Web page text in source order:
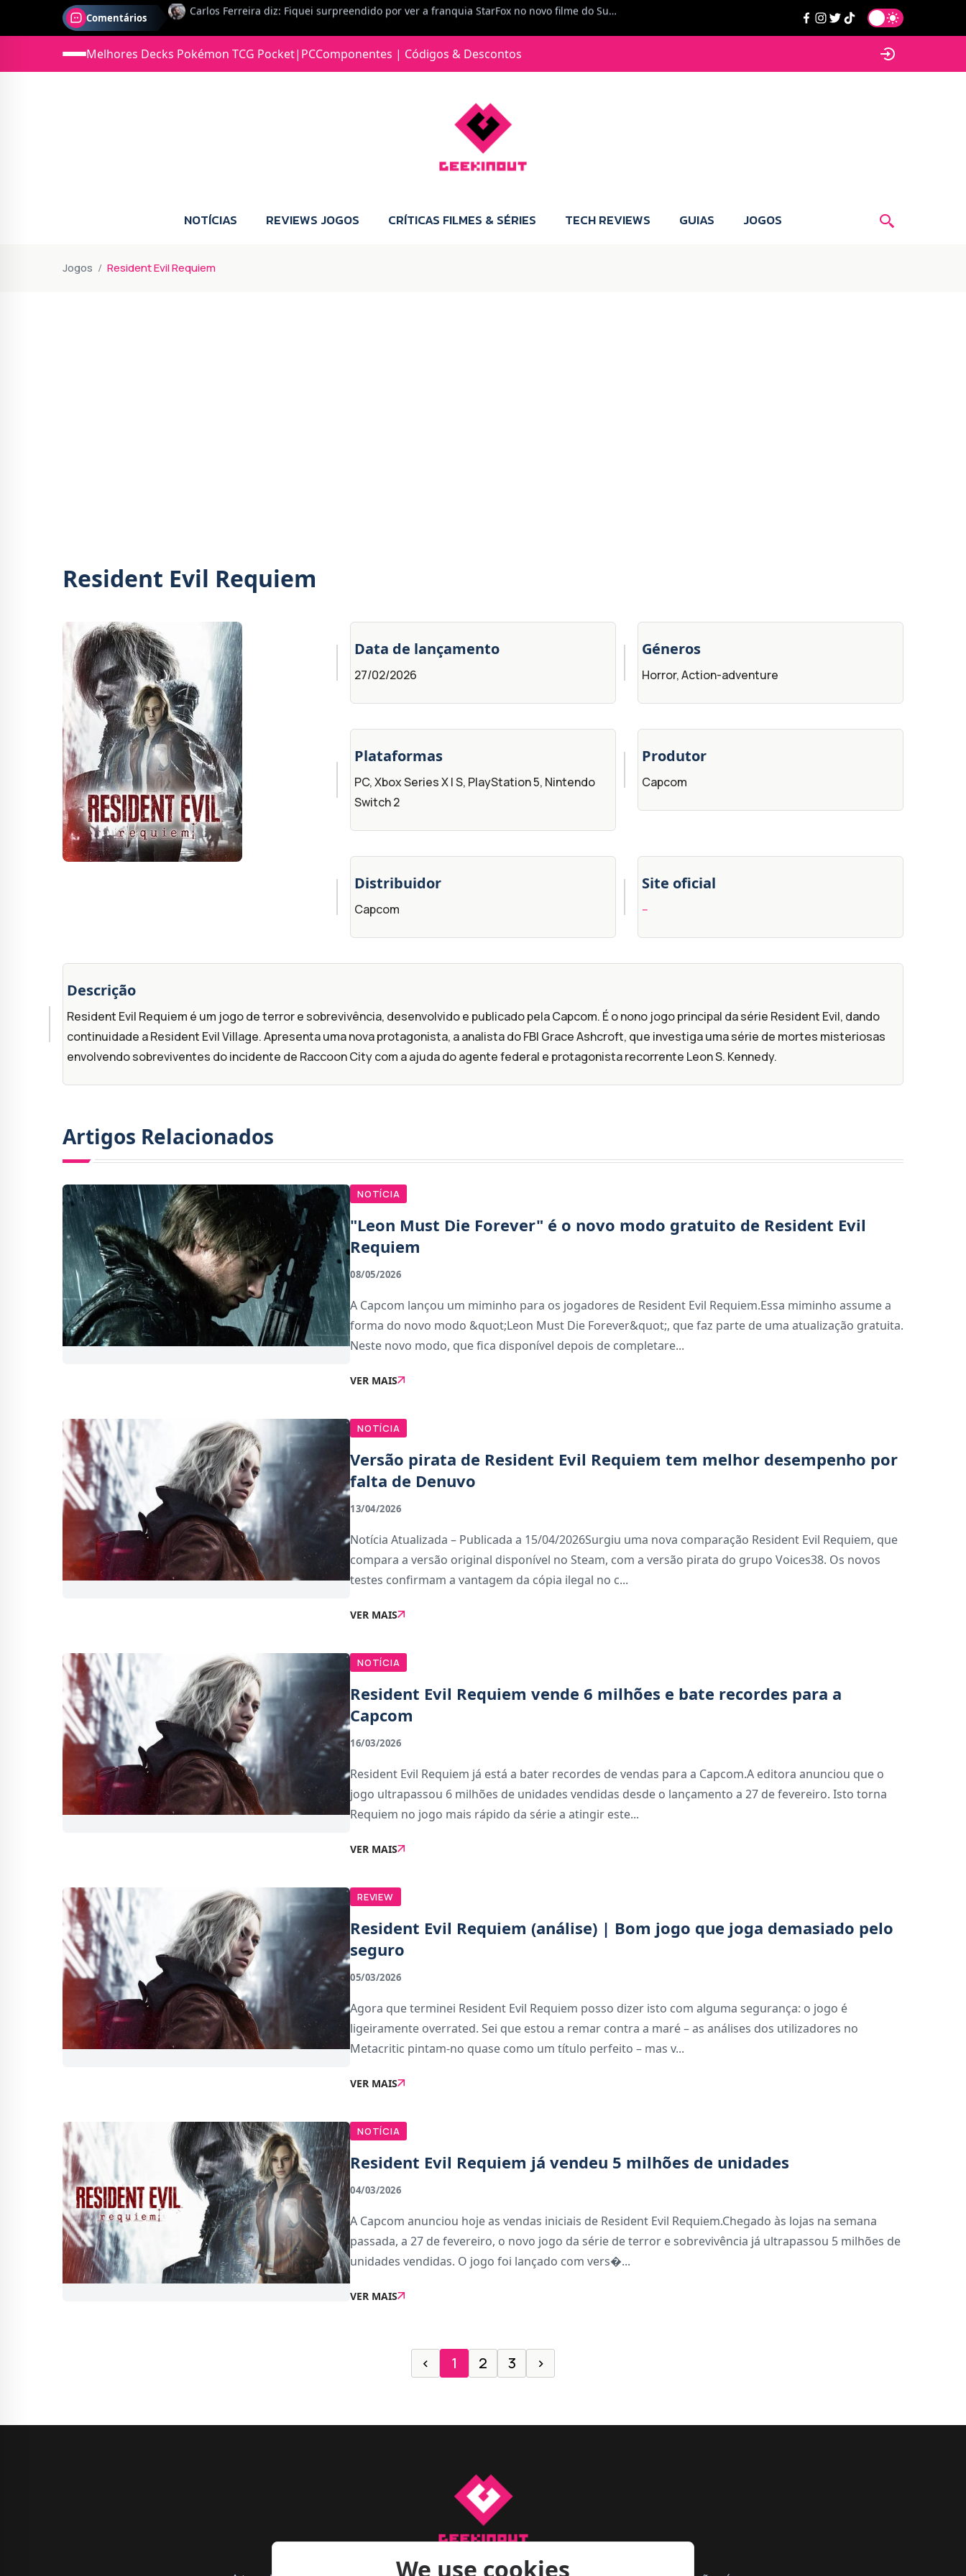
Comentários Jorge Loureiro | Fearme diz: A versão da Switch 2 tem censura... mas também não perdes muito.
Jonas diz: Estou seriamente com vontade para comprar para a Switch 2 :P
Jorge Loureiro | Fearme diz: Boas, obrigado pelo teu comentário. Talvez seja verdade que a Microsoft está a tentar redefinir o futuro dos jogos, mas para uma marca que já trocou de estratégia tantas vezes, é difícil acreditar em mais uma virada de direção. Basta lembrar do Kinect, da aposta no cloud gaming, ou mesmo do discurso de que os exclusivos eram "essenciais": todas essas promessas acabaram por perder força com o tempo. Além disso, há um ponto chave que estás a ignorar: as consolas Xbox. Está à vista que foram praticamente abandonadas. Quem comprou uma Xbox Series X a pensar que ia ser a máquina indispensável para jogar exclusivos, ficou a arder, porque hoje esses jogos chegam também ao PC e, cada vez mais, até à concorrência. Isso mina a identidade da marca e enfraquece a confiança dos jogadores. A PlayStation até pode estar a lançar alguns jogos na Xbox como o Helldivers 2, mas não é o catálogo inteiro. Desta forma, as consolas PS5 continuam a ter valor.
Melhores Decks Pokémon TCG Pocket| PCComponentes | Códigos & Descontos
NOTÍCIAS REVIEWS JOGOS CRÍTICAS FILMES & SÉRIES TECH REVIEWS GUIAS JOGOS
Jogos Resident Evil Requiem
Resident Evil Requiem
Data de lançamento
27/02/2026
Géneros
Horror, Action-adventure
Plataformas
PC, Xbox Series X | S, PlayStation 5, Nintendo
Switch 2
Produtor
Capcom
Distribuidor
Capcom
Site oficial
--
Descrição
Resident Evil Requiem é um jogo de terror e sobrevivência, desenvolvido e publicado pela Capcom. É o nono jogo principal da série Resident Evil, dando
continuidade a Resident Evil Village. Apresenta uma nova protagonista, a analista do FBI Grace Ashcroft, que investiga uma série de mortes misteriosas
envolvendo sobreviventes do incidente de Raccoon City com a ajuda do agente federal e protagonista recorrente Leon S. Kennedy.
Artigos Relacionados
NOTÍCIA
"Leon Must Die Forever" é o novo modo gratuito de Resident Evil
Requiem
08/05/2026
A Capcom lançou um miminho para os jogadores de Resident Evil Requiem.Essa miminho assume a
forma do novo modo &quot;Leon Must Die Forever&quot;, que faz parte de uma atualização gratuita.
Neste novo modo, que fica disponível depois de completare...
VER MAIS
NOTÍCIA
Versão pirata de Resident Evil Requiem tem melhor desempenho por
falta de Denuvo
13/04/2026
Notícia Atualizada – Publicada a 15/04/2026Surgiu uma nova comparação Resident Evil Requiem, que
compara a versão original disponível no Steam, com a versão pirata do grupo Voices38. Os novos
testes confirmam a vantagem da cópia ilegal no c...
VER MAIS
NOTÍCIA
Resident Evil Requiem vende 6 milhões e bate recordes para a
Capcom
16/03/2026
Resident Evil Requiem já está a bater recordes de vendas para a Capcom.A editora anunciou que o
jogo ultrapassou 6 milhões de unidades vendidas desde o lançamento a 27 de fevereiro. Isto torna
Requiem no jogo mais rápido da série a atingir este...
VER MAIS
REVIEW
Resident Evil Requiem (análise) | Bom jogo que joga demasiado pelo
seguro
05/03/2026
Agora que terminei Resident Evil Requiem posso dizer isto com alguma segurança: o jogo é
ligeiramente overrated. Sei que estou a remar contra a maré – as análises dos utilizadores no
Metacritic pintam-no quase como um título perfeito – mas v...
VER MAIS
NOTÍCIA
Resident Evil Requiem já vendeu 5 milhões de unidades
04/03/2026
A Capcom anunciou hoje as vendas iniciais de Resident Evil Requiem.Chegado às lojas na semana
passada, a 27 de fevereiro, o novo jogo da série de terror e sobrevivência já ultrapassou 5 milhões de
unidades vendidas. O jogo foi lançado com vers�...
VER MAIS
‹ 1 2 3 ›
We use cookies